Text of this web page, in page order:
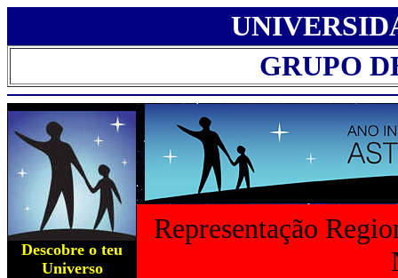
GRUPO
Descobre o teu
Universo
Representação